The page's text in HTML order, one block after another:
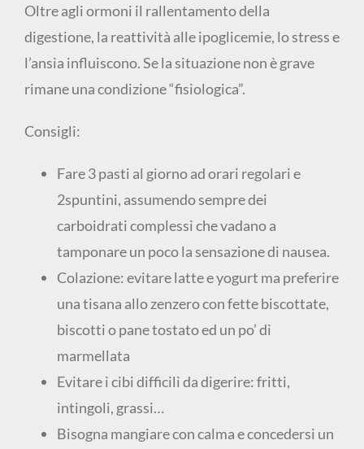
Oltre agli ormoni il rallentamento della
digestione, la reattività alle ipoglicemie, lo stress e
l’ansia influiscono. Se la situazione non è grave
rimane una condizione “fisiologica”.
Consigli:
Fare 3 pasti al giorno ad orari regolari e
2spuntini, assumendo sempre dei
carboidrati complessi che vadano a
tamponare un poco la sensazione di nausea.
Colazione: evitare latte e yogurt ma preferire
una tisana allo zenzero con fette biscottate,
biscotti o pane tostato ed un po’ di
marmellata
Evitare i cibi difficili da digerire: fritti,
intingoli, grassi…
Bisogna mangiare con calma e concedersi un